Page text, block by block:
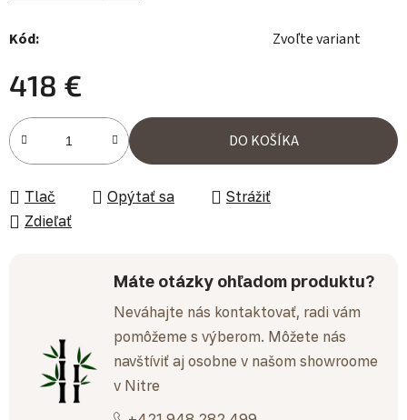
Kód: Zvoľte variant
418 €
Jednotková cena:
DO KOŠÍKA
Tlač Opýtať sa
Strážiť
Zdieľať
Máte otázky ohľadom produktu?
Neváhajte nás kontaktovať, radi vám
pomôžeme s výberom. Môžete nás
navštíviť aj osobne v našom showroome
v Nitre